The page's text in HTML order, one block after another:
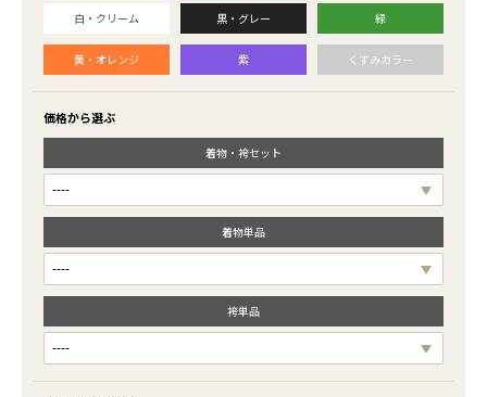
白・クリーム 黒・グレー 緑
黄・オレンジ 紫 くすみカラー
価格から選ぶ
着物・袴セット
着物単品
袴単品